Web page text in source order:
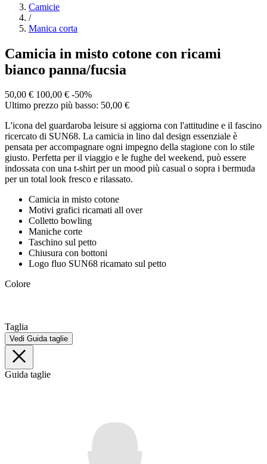
Camicie
/
Manica corta
Camicia in misto cotone con ricami
bianco panna/fucsia
50,00 € 100,00 € -50%
Ultimo prezzo più basso: 50,00 €
L'icona del guardaroba leisure si aggiorna con l'attitudine e il fascino
ricercato di SUN68. La camicia in lino dal design essenziale è
pensata per accompagnare ogni impegno della stagione con lo stile
giusto. Perfetta per il viaggio e le fughe del weekend, può essere
indossata con una t-shirt per un mood più casual o sopra i bermuda
per un total look fresco e rilassato.
Camicia in misto cotone
Motivi grafici ricamati all over
Colletto bowling
Maniche corte
Taschino sul petto
Chiusura con bottoni
Logo fluo SUN68 ricamato sul petto
Colore
Taglia
Vedi Guida taglie
Guida taglie